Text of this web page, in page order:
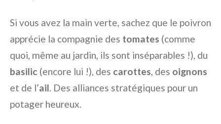
Si vous avez la main verte, sachez que le poivron
apprécie la compagnie des tomates (comme
quoi, même au jardin, ils sont inséparables !), du
basilic (encore lui !), des carottes, des oignons
et de l’ail. Des alliances stratégiques pour un
potager heureux.